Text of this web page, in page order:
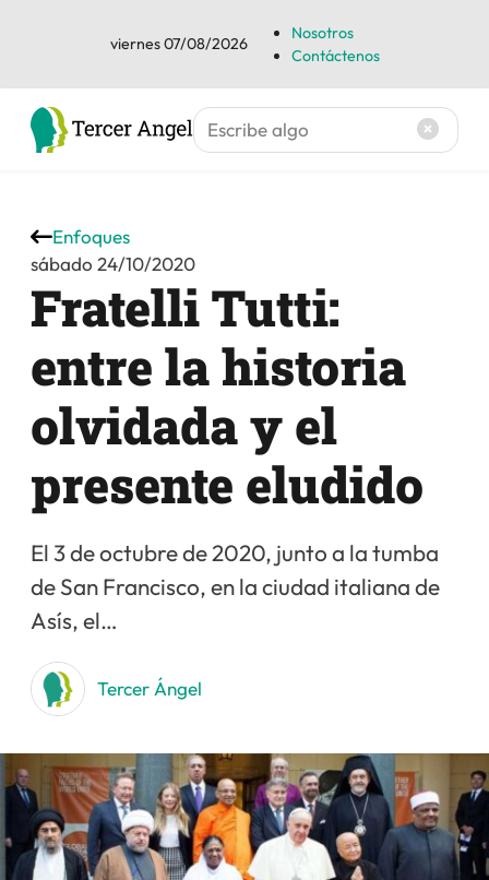
viernes 07/08/2026
Nosotros
Contáctenos
Fratelli Tutti:
entre la historia
olvidada y el
presente eludido
Enfoques
sábado 24/10/2020
El 3 de octubre de 2020, junto a la tumba
de San Francisco, en la ciudad italiana de
Asís, el…
Tercer Ángel